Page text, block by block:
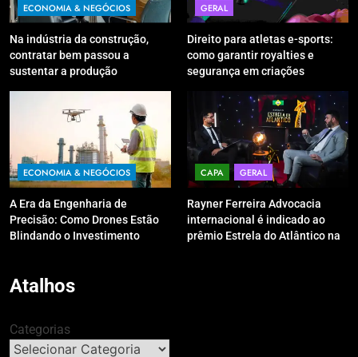
ECONOMIA & NEGÓCIOS
Na indústria da construção,
contratar bem passou a
sustentar a produção
GERAL
Direito para atletas e-sports:
como garantir royalties e
segurança em criações
ECONOMIA & NEGÓCIOS
A Era da Engenharia de
Precisão: Como Drones Estão
Blindando o Investimento
CAPA GERAL
Rayner Ferreira Advocacia
internacional é indicado ao
prêmio Estrela do Atlântico na
Atalhos
Categorias